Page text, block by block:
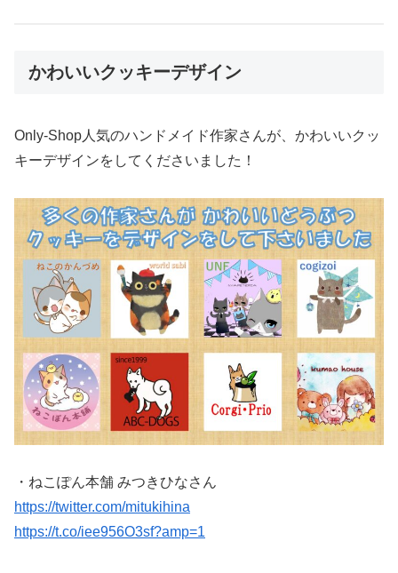
かわいいクッキーデザイン
Only-Shop人気のハンドメイド作家さんが、かわいいクッ
キーデザインをしてくださいました！
・ねこぽん本舗 みつきひなさん
https://twitter.com/mitukihina
https://t.co/iee956O3sf?amp=1